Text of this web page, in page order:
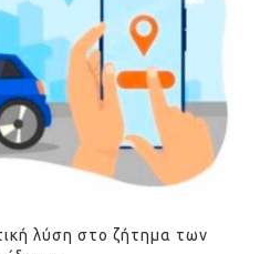
λύση στο ζήτημα των